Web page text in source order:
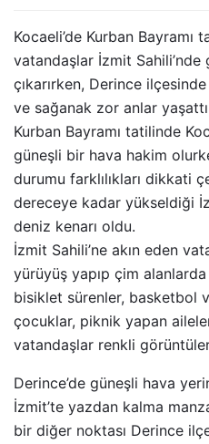
Kocaeli’de Kurban Bayramı
vatandaşlar İzmit Sahili’nde
çıkarırken, Derince
ve sağanak zor anlar
Kurban Bayramı tatilinde
güneşli bir hava hakim
durumu farklılıkları dikkati
dereceye kadar yükseldiği
deniz kenarı oldu.
İzmit Sahili’ne akın eden
yürüyüş yapıp çim
bisiklet sürenler, basketbol
çocuklar, piknik yapan
vatandaşlar renkli
Derince’de güneşli hava
İzmit’te yazdan kalma
bir diğer noktası Derince